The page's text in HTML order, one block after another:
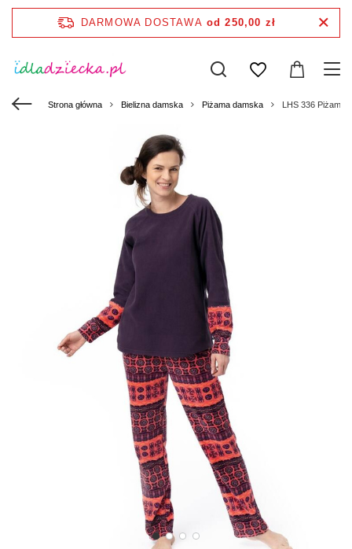
DARMOWA DOSTAWA od 250,00 zł
Strona główna Bielizna damska Piżama damska LHS 336 Piżama